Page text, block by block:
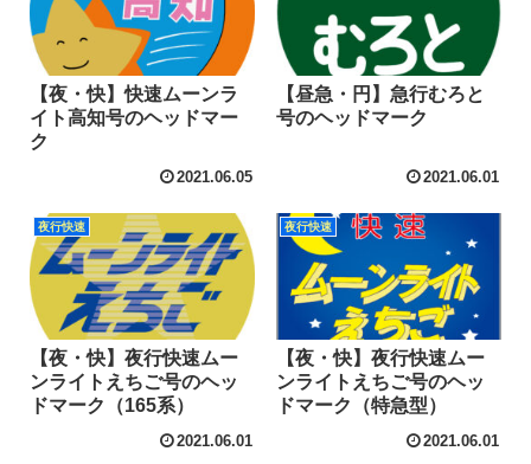
【夜・快】快速ムーンラ
イト高知号のヘッドマー
ク
2021.06.05
【昼急・円】急行むろと
号のヘッドマーク
2021.06.01
夜行快速
【夜・快】夜行快速ムー
ンライトえちご号のヘッ
ドマーク（165系）
2021.06.01
夜行快速
【夜・快】夜行快速ムー
ンライトえちご号のヘッ
ドマーク（特急型）
2021.06.01